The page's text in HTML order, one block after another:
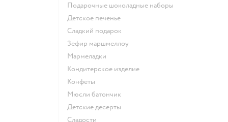
подарочные шоколадные наборы
детское печенье
сладкий подарок
зефир маршмеллоу
мармеладки
кондитерское изделие
конфеты
мюсли батончик
детские десерты
сладости